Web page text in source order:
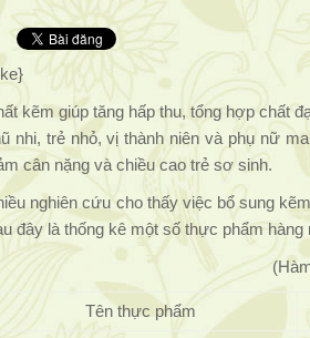
kẽm giúp tăng hấp thu, tổng hợp chất
nhi, trẻ nhỏ, vị thành niên và phụ nữ
cân nặng và chiều cao trẻ sơ sinh.
nghiên cứu cho thấy việc bổ sung
đây là thống kê một số thực phẩm hàng
Tên thực phẩm